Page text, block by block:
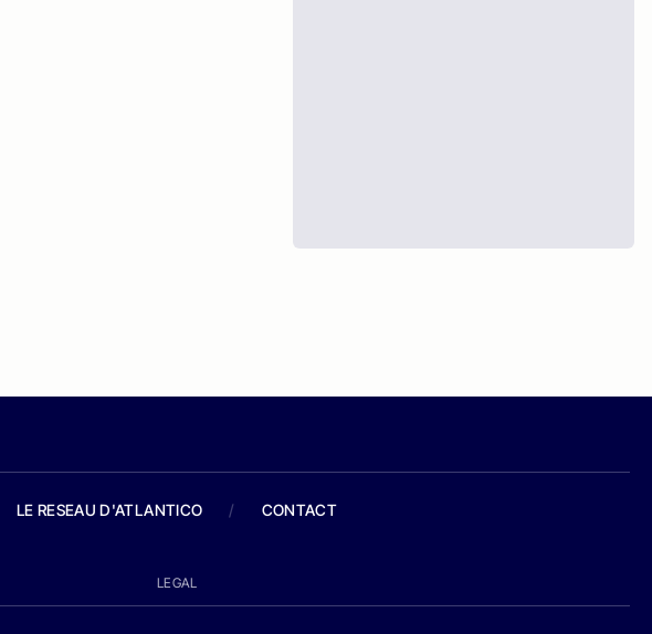
LE RESEAU D'ATLANTICO / CONTACT
LEGAL